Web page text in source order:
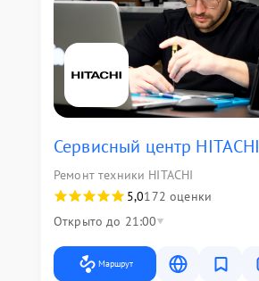
Сервисный центр HITACHI
Ремонт техники HITACHI
5,0172 оценки
Открыто до 21:00
Маршрут